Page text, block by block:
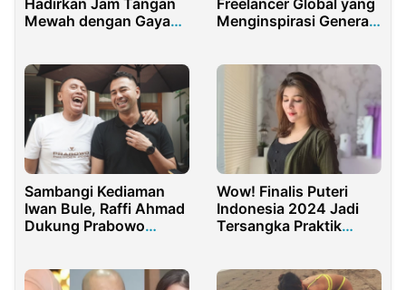
Mewah dengan Gaya
Menginspirasi Generasi
Sambangi Kediaman
Iwan Bule, Raffi Ahmad
Dukung Prabowo
Wow! Finalis Puteri
Indonesia 2024 Jadi
Tersangka Praktik